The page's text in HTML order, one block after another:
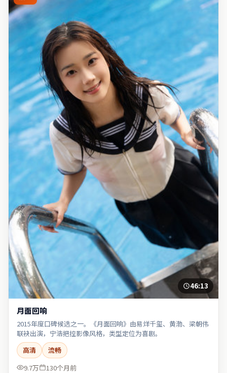
46:13
月面回响
2015年度口碑候选之一。《月面回响》由易烊千玺、黄渤、梁朝伟
联袂出演，宁浩把控影像风格，类型定位为喜剧。
高清
流畅
9.7万
130个月前